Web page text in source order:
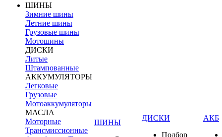
ШИНЫ
Зимние шины
Летние шины
Грузовые шины
Мотошины
ДИСКИ
Литые
Штампованные
АККУМУЛЯТОРЫ
Легковые
Грузовые
Мотоаккумуляторы
МАСЛА
Моторные
Трансмиссионные
ШИНЫ
ДИСКИ
Подбор
АКБ